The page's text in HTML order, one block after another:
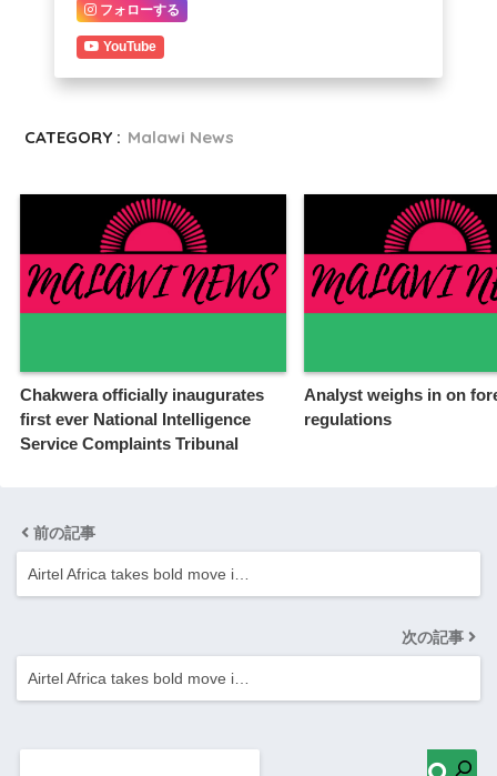
フォローする
YouTube
CATEGORY : Malawi News
Chakwera officially inaugurates
first ever National Intelligence
Service Complaints Tribunal
Analyst weighs in on
regulations
前の記事
Airtel Africa takes bold move i…
次の記事
Airtel Africa takes bold move i…